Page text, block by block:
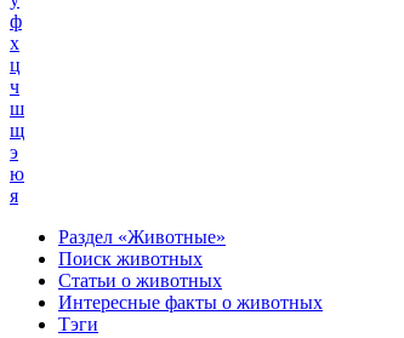
ф
х
ц
ч
ш
щ
э
ю
я
Раздел «Животные»
Поиск животных
Статьи о животных
Интересные факты о животных
Тэги